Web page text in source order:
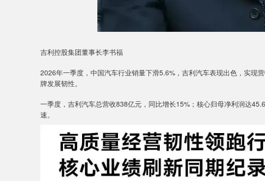
吉利控股集团董事长李书福
2026年一季度，中国汽车行业销量下滑5.6%，吉利汽车表现出色，实现
牌发展韧性。
一季度，吉利汽车总营收838亿元，同比增长15%；核心归母净利润达
速。